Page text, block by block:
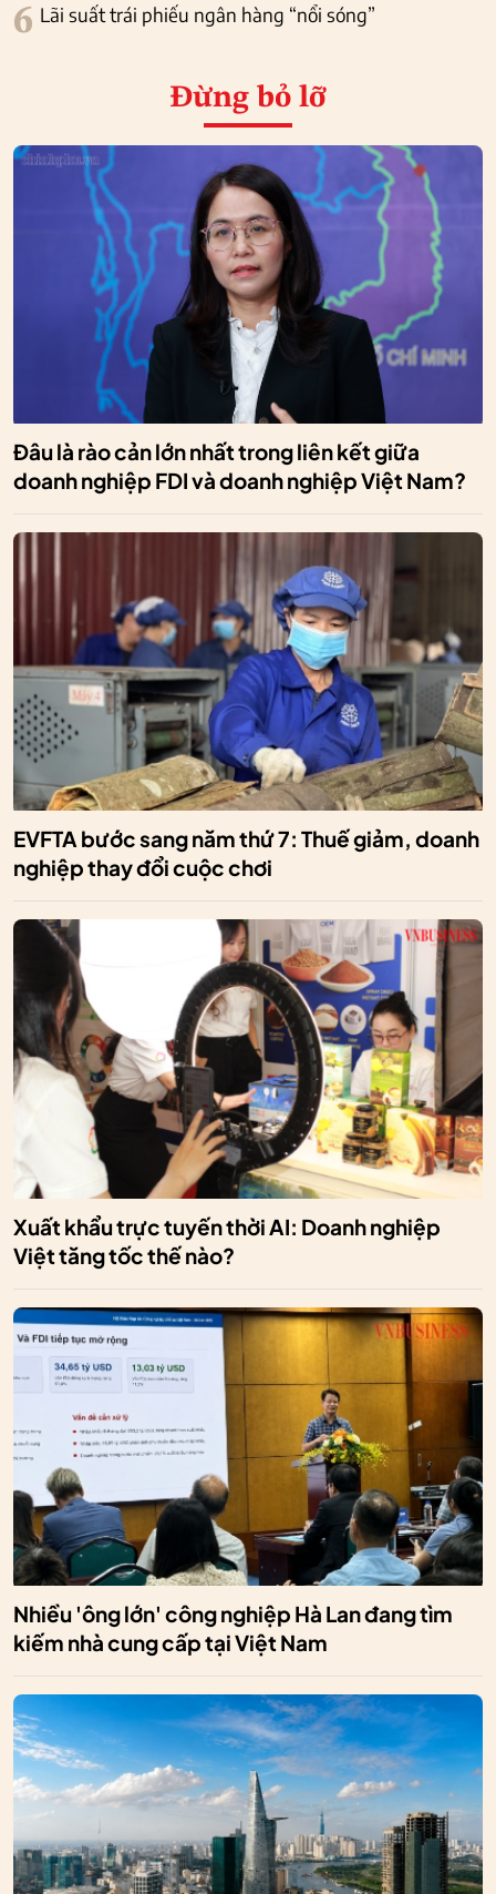
6 Lãi suất trái phiếu ngân hàng “nổi sóng”
Đừng bỏ lỡ
Đâu là rào cản lớn nhất trong liên kết giữa
doanh nghiệp FDI và doanh nghiệp Việt Nam?
EVFTA bước sang năm thứ 7: Thuế giảm, doanh
nghiệp thay đổi cuộc chơi
Xuất khẩu trực tuyến thời AI: Doanh nghiệp
Việt tăng tốc thế nào?
Nhiều 'ông lớn' công nghiệp Hà Lan đang tìm
kiếm nhà cung cấp tại Việt Nam